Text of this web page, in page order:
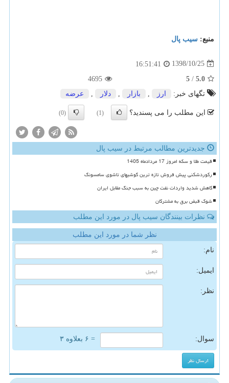
منبع: سیب پال
1398/10/25
16:51:41
5.0
/
5
4695
تگهای خبر:
ارز , بازار , دلار , عرضه
این مطلب را می پسندید؟ (1)
(0)
جدیدترین مطالب مرتبط در سیب پال
قیمت طلا و سکه امروز 17 مردادماه 1405
رکوردشکنی پیش فروش تازه ترین گوشیهای تاشوی سامسونگ
کاهش شدید واردات نفت چین به سبب جنگ مقابل ایران
شوک قبض برق به مشترکان
نظرات بینندگان سیب پال در مورد این مطلب
نظر شما در مورد این مطلب
نام:
ایمیل:
نظر:
سوال: = ۶ بعلاوه ۳